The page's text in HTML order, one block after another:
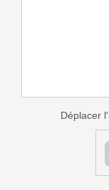
Déplacer